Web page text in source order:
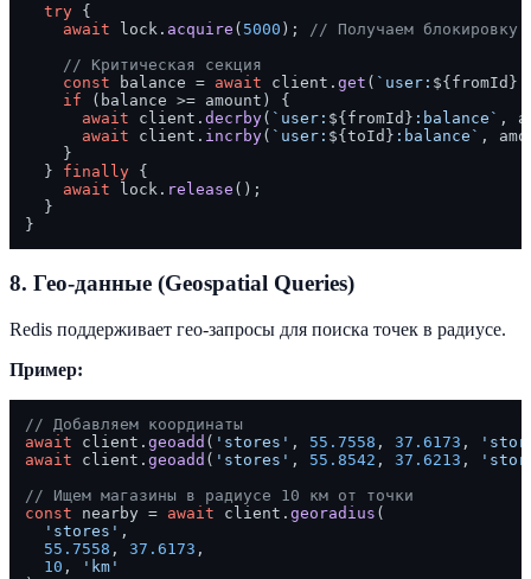
try {
await lock. acquire ( 5000 );
// Получаем блокировку
// Критическая секция
const balance = await client. get ( `user: ${fromId}
if (balance >= amount) {
await client. decrby( `user: ${fromId} :balance` ,
await client. incrby( `user: ${toId} :balance` ,
    }
  }
finally {
await lock. release ();
  }
8. Гео-данные (Geospatial Queries)
Redis поддерживает гео-запросы для поиска точек в радиусе.
Пример:
// Добавляем координаты
await client. geoadd ( 'stores' , 55.7558 , 37.6173 ,
await client. geoadd ( 'stores' , 55.8542 , 37.6213 ,
// Ищем магазины в радиусе 10 км от точки
const nearby = await client. georadius (
'stores' ,
55.7558 , 37.6173 ,
10 ,
'km'